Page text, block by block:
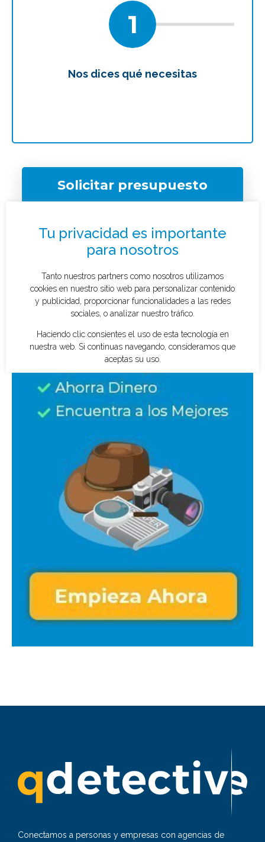
1
Nos dices qué necesitas
Solicitar presupuesto
Conectamos a personas y empresas con agencias de
¿Qué tipo de caso quieres investigar?